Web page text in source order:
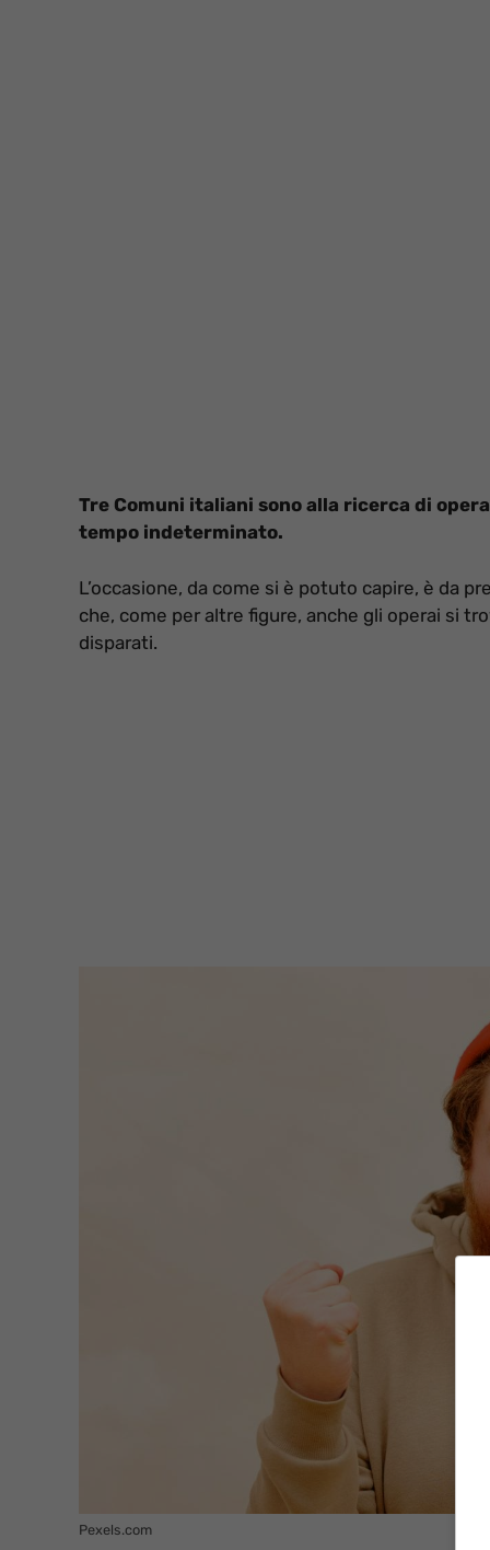
Tre Comuni italiani sono alla ricerca di
tempo indeterminato.
L’occasione, da come si è potuto capire, è da
che, come per altre figure, anche gli operai si
disparati.
Pexels.com